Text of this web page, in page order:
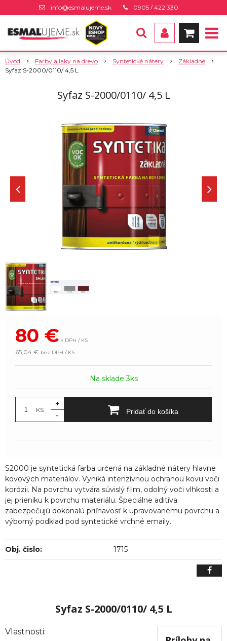
info@esmalujeme.sk 0905 / 422 330
Úvod Farby a laky na drevo Syntetické nátery
Základné
Syfaz S-2000/0110/ 4,5 L
Syfaz S-2000/0110/ 4,5 L
80 € s DPH / KS
65,04 € bez DPH / KS
Na sklade 3ks
KS
+
-
Pridať do košíka
S2000 je syntetická farba určená na základné nátery hlavne
kovových materiálov. Vyniká intenzívnou ochranou kovu voči
korózii. Na povrchu vytvára súvislý film, odolný voči vlhkosti a
jej prieniku k povrchu materiálu. Špeciálne aditíva
zabezpečujú dokonalú priľnavosť k upravovanému povrchu a
výborný podklad pod syntetické vrchné emaily.
Obj. čislo: 1715
Syfaz S-2000/0110/ 4,5 L
Vlastnosti: